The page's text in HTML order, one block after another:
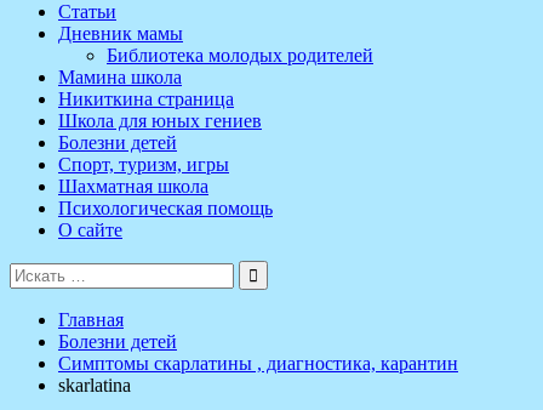
Статьи
Дневник мамы
Библиотека молодых родителей
Мамина школа
Никиткина страница
Школа для юных гениев
Болезни детей
Спорт, туризм, игры
Шахматная школа
Психологическая помощь
О сайте
Поиск
для:
Главная
Болезни детей
Симптомы скарлатины , диагностика, карантин
skarlatina